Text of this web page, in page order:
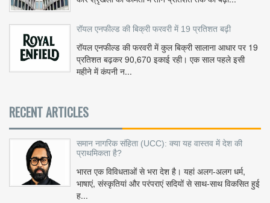
रॉयल एनफील्ड की बिक्री फरवरी में 19 प्रतिशत बढ़ी
रॉयल एनफील्ड की फरवरी में कुल बिक्री सालाना आधार पर 19
प्रतिशत बढ़कर 90,670 इकाई रही। एक साल पहले इसी
महीने में कंपनी न...
RECENT ARTICLES
समान नागरिक संहिता (UCC): क्या यह वास्तव में देश की
प्राथमिकता है?
भारत एक विविधताओं से भरा देश है। यहां अलग-अलग धर्म,
भाषाएं, संस्कृतियां और परंपराएं सदियों से साथ-साथ विकसित हुई
ह...